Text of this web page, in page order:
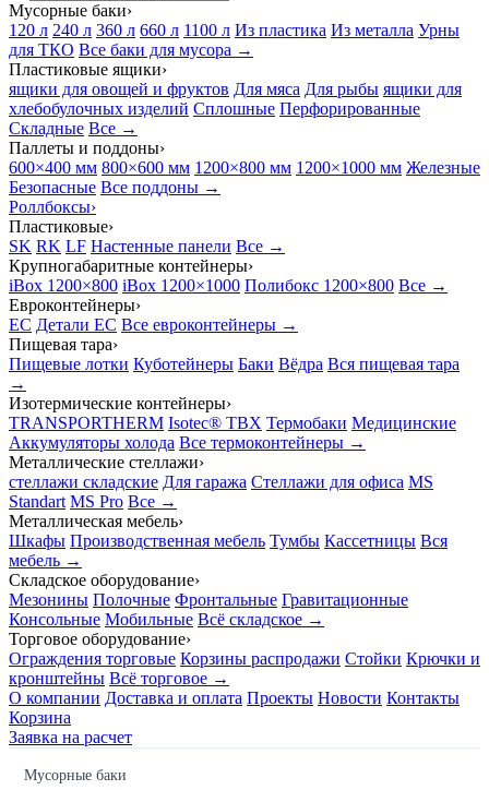
Мусорные баки›
120 л 240 л 360 л 660 л 1100 л Из пластика Из металла Урны
для ТКО Все баки для мусора →
Пластиковые ящики›
ящики для овощей и фруктов Для мяса Для рыбы ящики для
хлебобулочных изделий Сплошные Перфорированные
Складные Все →
Паллеты и поддоны›
600×400 мм 800×600 мм 1200×800 мм 1200×1000 мм Железные
Безопасные Все поддоны →
Роллбоксы›
Пластиковые›
SK RK LF Настенные панели Все →
Крупногабаритные контейнеры›
iBox 1200×800 iBox 1200×1000 Полибокс 1200×800 Все →
Евроконтейнеры›
EC Детали EC Все евроконтейнеры →
Пищевая тара›
Пищевые лотки Куботейнеры Баки Вёдра Вся пищевая тара
→
Изотермические контейнеры›
TRANSPORTHERM Isotec® TBX Термобаки Медицинские
Аккумуляторы холода Все термоконтейнеры →
Металлические стеллажи›
стеллажи складские Для гаража Стеллажи для офиса MS
Standart MS Pro Все →
Металлическая мебель›
Шкафы Производственная мебель Тумбы Кассетницы Вся
мебель →
Складское оборудование›
Мезонины Полочные Фронтальные Гравитационные
Консольные Мобильные Всё складское →
Торговое оборудование›
Ограждения торговые Корзины распродажи Стойки Крючки и
кронштейны Всё торговое →
О компании Доставка и оплата Проекты Новости Контакты
Корзина
Заявка на расчет
Мусорные баки